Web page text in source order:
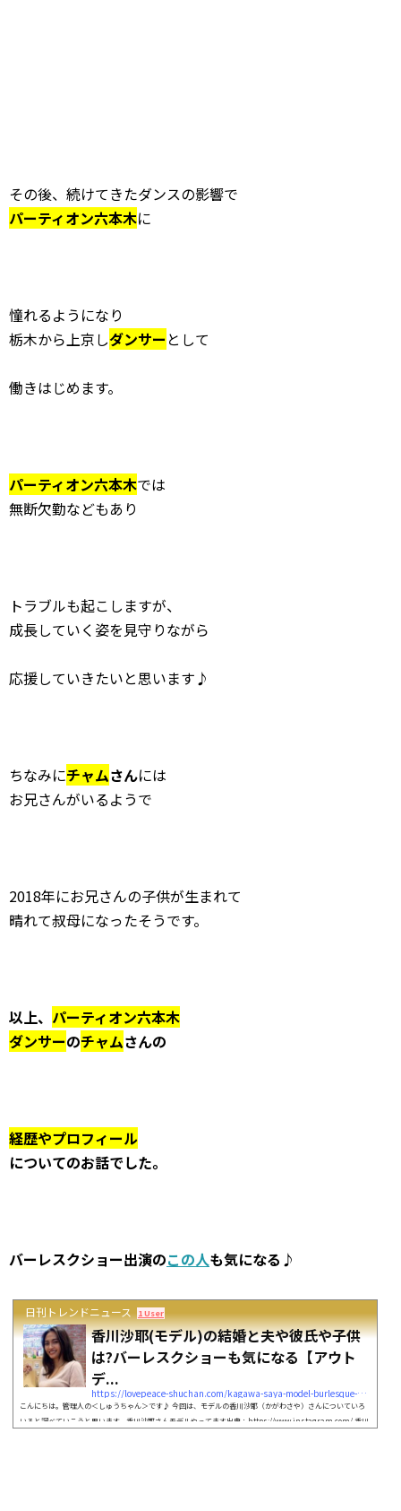
その後、続けてきたダンスの影響で
パーティオン六本木に
憧れるようになり
栃木から上京しダンサー として
働きはじめます。
パーティオン六本木では
無断欠勤などもあり
トラブルも起こしますが、
成長していく姿を見守りながら
応援していきたいと思います♪
ちなみにチャムさんには
お兄さんがいるようで
2018年にお兄さんの子供が生まれて
晴れて叔母になったそうです。
以上、 パーティオン六本木
ダンサーのチャムさんの
経歴やプロフィール
についてのお話でした。
バーレスクショー出演のこの人も気になる♪
日刊トレンドニュース 1 User
香川沙耶(モデル)の結婚と夫や彼氏や子供
は?バーレスクショーも気になる【アウト
デ...
https://lovepeace-shuchan.com/kagawa-saya-model-burlesque-9708
こんにちは。管理人の＜しゅうちゃん＞です♪ 今回は、モデルの香川沙耶（かがわさや）さんについていろ
いろと調べていこうと思います。香川沙耶さんモデルやってます出典：https://www.instagram.com/ 香川